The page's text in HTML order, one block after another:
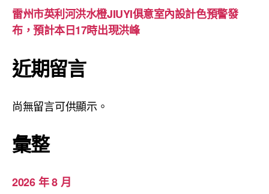
雷州市英利河洪水橙JIUYI俱意室內設計色預警發
布，預計本日17時出現洪峰
近期留言
尚無留言可供顯示。
彙整
2026 年 8 月